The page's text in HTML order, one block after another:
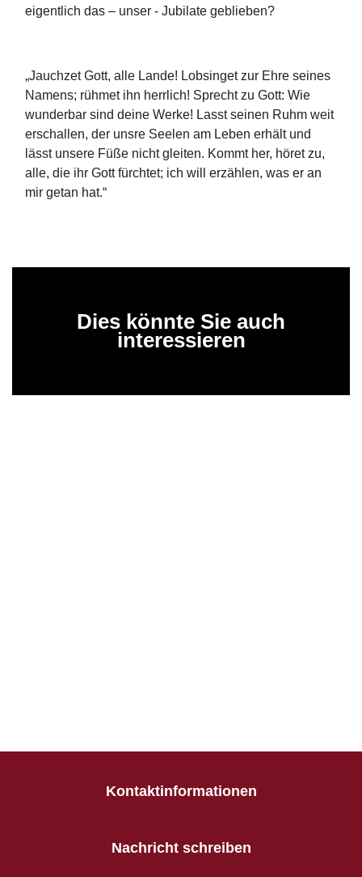
eigentlich das – unser - Jubilate geblieben?
„Jauchzet Gott, alle Lande! Lobsinget zur Ehre seines
Namens; rühmet ihn herrlich! Sprecht zu Gott: Wie
wunderbar sind deine Werke! Lasst seinen Ruhm weit
erschallen, der unsre Seelen am Leben erhält und
lässt unsere Füße nicht gleiten. Kommt her, höret zu,
alle, die ihr Gott fürchtet; ich will erzählen, was er an
mir getan hat.“
Dies könnte Sie auch
interessieren
Kontaktinformationen
Nachricht schreiben